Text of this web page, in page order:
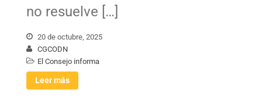
no resuelve […]
20 de octubre, 2025
CGCODN
El Consejo informa
Leer más